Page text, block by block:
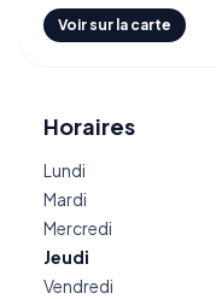
Voir sur la carte
Horaires
Lundi
Mardi
Mercredi
Jeudi
Vendredi